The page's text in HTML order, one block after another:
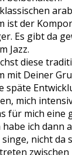
ist der
Es gibt da
Jazz.
diese
Deiner
späte
mich
für mich eine
ich dann
nicht da